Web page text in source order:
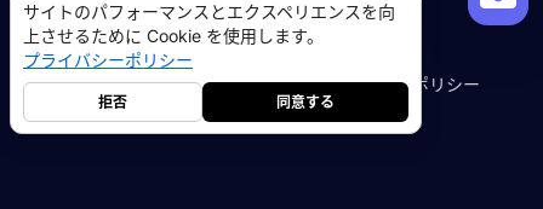
す。
©2026AIWAY LIMITED. 無断転載を禁じます.
利用規約プライバシーポリシー返金ポリシーCookie ポリシー
サイトのパフォーマンスとエクスペリエンスを向
上させるために Cookie を使用します。
プライバシーポリシー
拒否 同意する